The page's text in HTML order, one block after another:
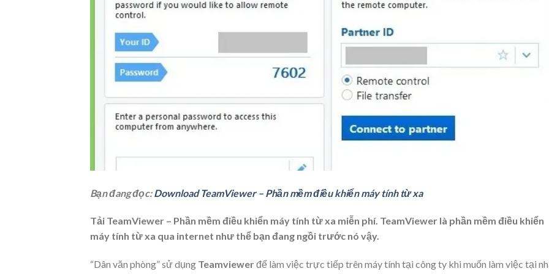
Bạn đang đọc:Download TeamViewer – Phần mềm điều khiển máy tính từ xa
Tải TeamViewer – Phần mềm điều khiển máy tính từ xa miễn phí. TeamViewer là phần mềm điều khiển
máy tính từ xa qua internet như thể bạn đang ngồi trước nó vậy.
“Dân văn phòng” sử dụng Teamviewerđể làm việc trực tiếp trên máy tính tại công ty khi muốn làm việc tại